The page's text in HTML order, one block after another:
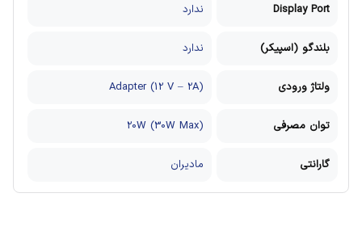
Display Port ندارد
بلندگو (اسپیکر) ندارد
ولتاژ ورودی Adapter (12 V – 2A)
توان مصرفی 20W (30W Max)
گارانتی مادیران